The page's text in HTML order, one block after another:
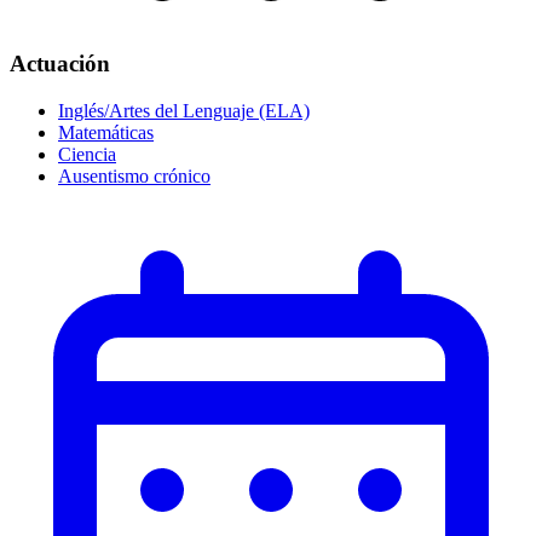
Actuación
Inglés/Artes del Lenguaje (ELA)
Matemáticas
Ciencia
Ausentismo crónico